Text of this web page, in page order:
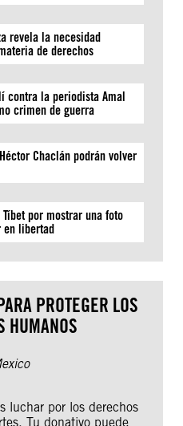
revela la necesidad
de derechos
contra la periodista Amal
crimen de guerra
Chaclán podrán volver
por mostrar una foto
en libertad
PROTEGER LOS
HUMANOS
luchar por los derechos
Tu donativo puede